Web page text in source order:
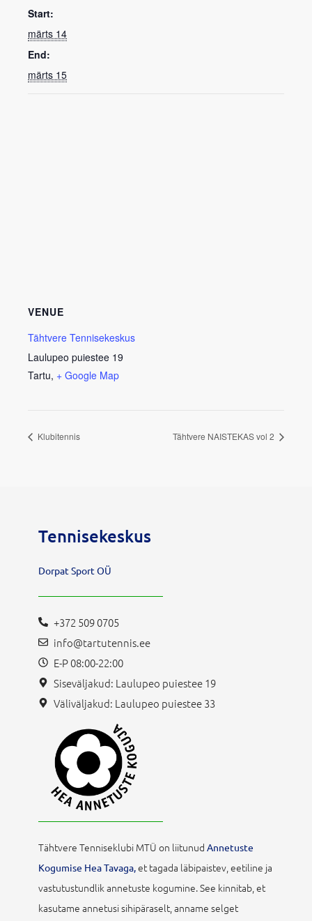
Start:
märts 14
End:
märts 15
VENUE
Tähtvere Tennisekeskus
Laulupeo puiestee 19
Tartu, + Google Map
Klubitennis Tähtvere NAISTEKAS vol 2
Tennisekeskus
Dorpat Sport OÜ
+372 509 0705
info@tartutennis.ee
E-P 08:00-22:00
Siseväljakud: Laulupeo puiestee 19
Väliväljakud: Laulupeo puiestee 33
Tähtvere Tenniseklubi MTÜ on liitunud Annetuste
Kogumise Hea Tavaga,et tagada läbipaistev, eetiline ja
vastutustundlik annetuste kogumine. See kinnitab, et
kasutame annetusi sihipäraselt, anname selget